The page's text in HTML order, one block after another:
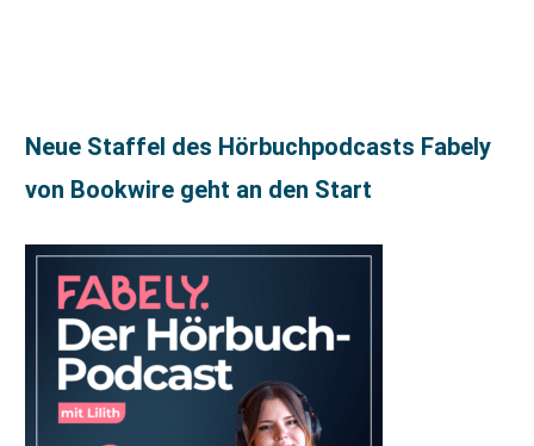
Neue Staffel des Hörbuchpodcasts Fabely
von Bookwire geht an den Start